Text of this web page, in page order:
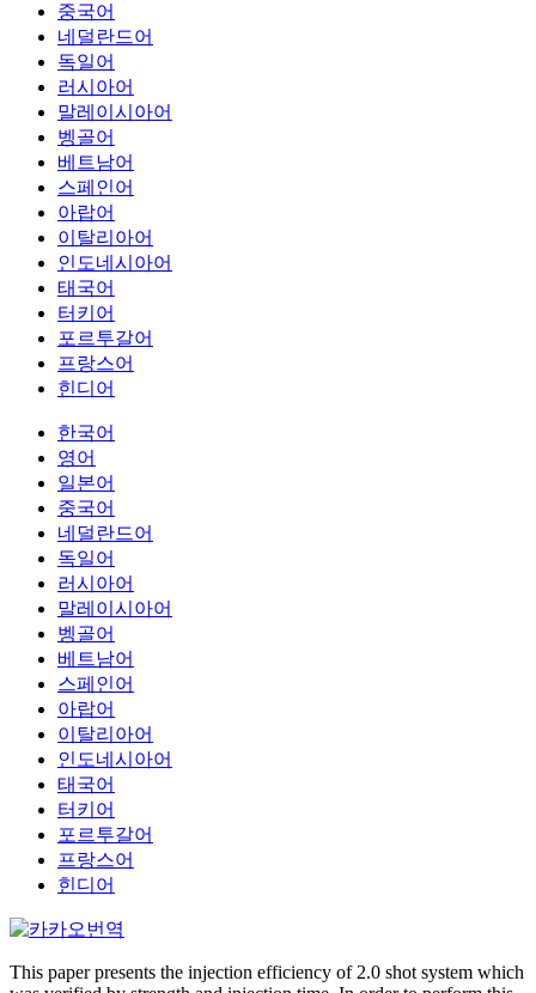
중국어
네덜란드어
독일어
러시아어
말레이시아어
벵골어
베트남어
스페인어
아랍어
이탈리아어
인도네시아어
태국어
터키어
포르투갈어
프랑스어
힌디어
한국어
영어
일본어
중국어
네덜란드어
독일어
러시아어
말레이시아어
벵골어
베트남어
스페인어
아랍어
이탈리아어
인도네시아어
태국어
터키어
포르투갈어
프랑스어
힌디어
This paper presents the injection efficiency of 2.0 shot system which